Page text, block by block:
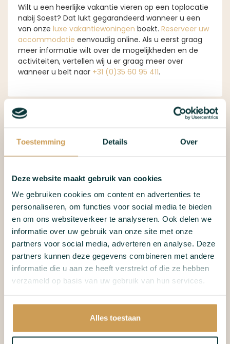
Toestemming Details Over
Deze website maakt gebruik van cookies
We gebruiken cookies om content en advertenties te
personaliseren, om functies voor social media te bieden
en om ons websiteverkeer te analyseren. Ook delen we
informatie over uw gebruik van onze site met onze
partners voor social media, adverteren en analyse. Deze
partners kunnen deze gegevens combineren met andere
informatie die u aan ze heeft verstrekt of die ze hebben
verzameld op basis van uw gebruik van hun services.
Alles toestaan
Wilt u een heerlijke vakantie vieren op een toplocatie
nabij Soest? Dat lukt gegarandeerd wanneer u een
van onze luxe vakantiewoningen boekt. Reserveer uw
accommodatie eenvoudig online. Als u eerst graag
meer informatie wilt over de mogelijkheden en de
activiteiten, vertellen wij u er graag meer over
wanneer u belt naar +31 (0)35 60 95 411.
8 personen